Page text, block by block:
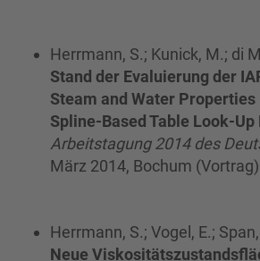
Herrmann, S.; Kunick, M.; di
Stand der Evaluierung der
Steam and Water
Spline-Based Table Look-
Arbeitstagung 2014 des
März 2014, Bochum
Herrmann, S.; Vogel, E.; Span,
Neue